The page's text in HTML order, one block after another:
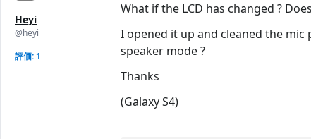
Heyi
@heyi
評価: 1
What if the LCD has changed ?
I opened it up and cleaned the
speaker mode ?
Thanks
(Galaxy S4)